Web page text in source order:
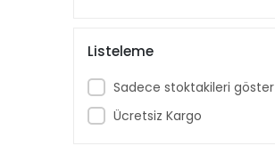
Listeleme
Sadece stoktakileri göster
Ücretsiz Kargo